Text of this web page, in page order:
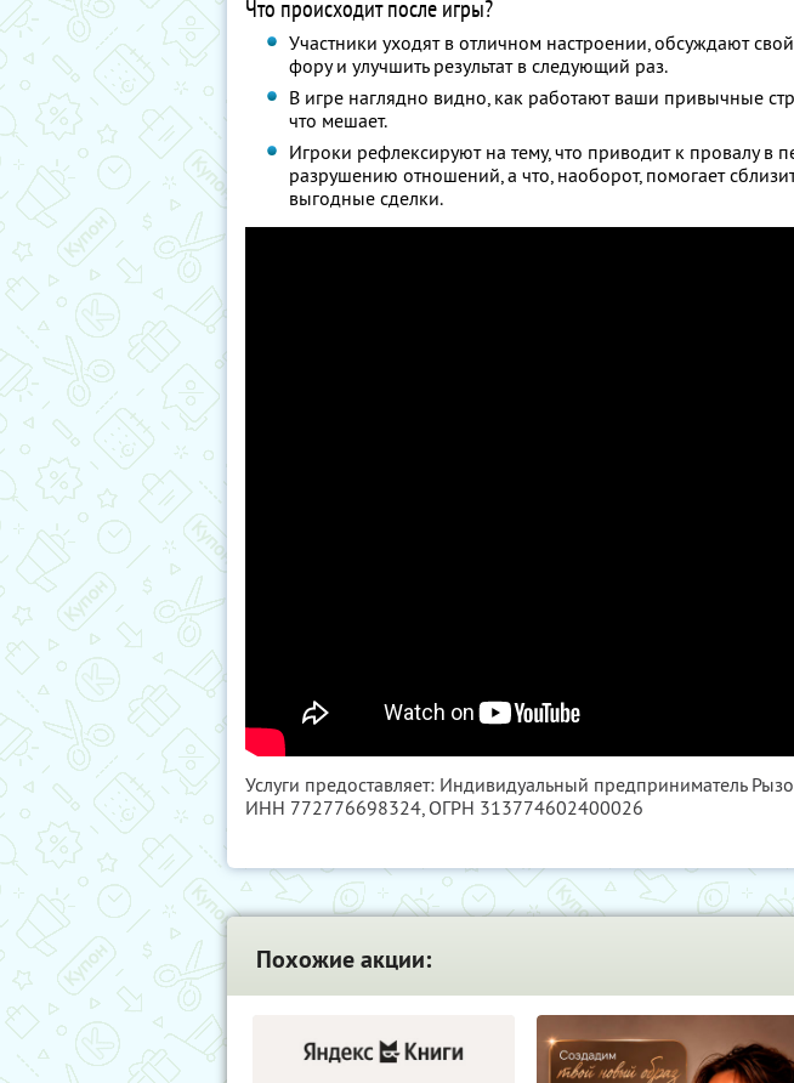
Что происходит после игры?
Участники уходят в отличном настроении, обсуждают
фору и улучшить результат в следующий раз.
В игре наглядно видно, как работают ваши привычные
что мешает.
Игроки рефлексируют на тему, что приводит к провалу в
разрушению отношений, а что, наоборот, помогает
выгодные сделки.
Услуги предоставляет: Индивидуальный предприниматель
ИНН 772776698324, ОГРН 313774602400026
Похожие акции: